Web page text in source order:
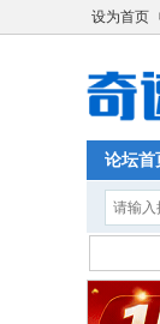
设为首页
论坛首